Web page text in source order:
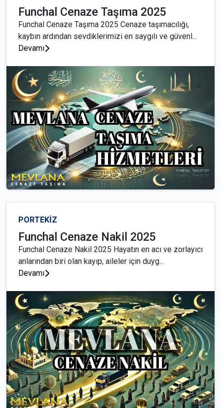
Funchal Cenaze Taşıma 2025
Funchal Cenaze Taşıma 2025 Cenaze taşımacılığı,
kaybın ardından sevdiklerimizi en saygılı ve güvenl...
Devamı
PORTEKİZ
Funchal Cenaze Nakil 2025
Funchal Cenaze Nakil 2025 Hayatın en acı ve zorlayıcı
anlarından biri olan kayıp, aileler için duyg...
Devamı